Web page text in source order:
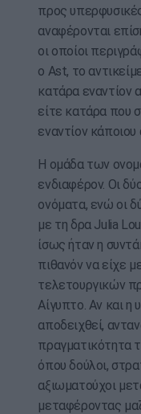
προς
αναφέρονται
οι οποίοι
ο Ast, το
κατάρα
είτε κατάρα που
εναντίον
Η ομάδα των
ενδιαφέρον. Οι
ονόματα, ενώ οι
με τη δρα Julia
ίσως ήταν η
πιθανόν να είχε
τελετουργικών
Αίγυπτο. Αν και η
αποδειχθεί,
πραγματικότητα
όπου δούλοι,
αξιωματούχοι
μεταφέροντας